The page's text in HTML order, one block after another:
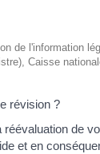
de l'information
Caisse
révision ?
de
et en